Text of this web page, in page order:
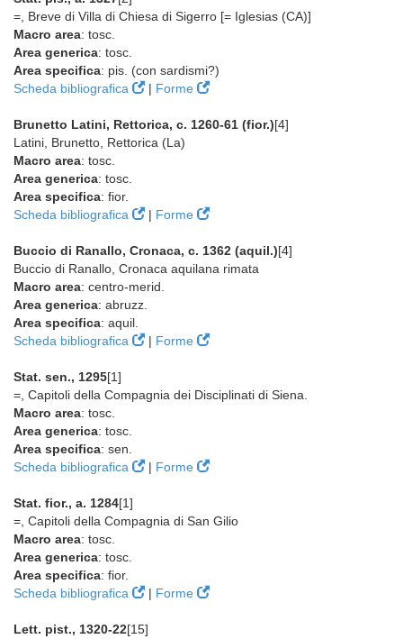
=, Breve di Villa di Chiesa di Sigerro [= Iglesias (CA)]
Macro area: tosc.
Area generica: tosc.
Area specifica: pis. (con sardismi?)
Scheda bibliografica
| Forme
Brunetto Latini, Rettorica, c. 1260-61 (fior.)[4]
Latini, Brunetto, Rettorica (La)
Macro area: tosc.
Area generica: tosc.
Area specifica: fior.
Scheda bibliografica
| Forme
Buccio di Ranallo, Cronaca, c. 1362 (aquil.)[4]
Buccio di Ranallo, Cronaca aquilana rimata
Macro area: centro-merid.
Area generica: abruzz.
Area specifica: aquil.
Scheda bibliografica
| Forme
Stat. sen., 1295[1]
=, Capitoli della Compagnia dei Disciplinati di Siena.
Macro area: tosc.
Area generica: tosc.
Area specifica: sen.
Scheda bibliografica
| Forme
Stat. fior., a. 1284[1]
=, Capitoli della Compagnia di San Gilio
Macro area: tosc.
Area generica: tosc.
Area specifica: fior.
Scheda bibliografica
| Forme
Lett. pist., 1320-22[15]